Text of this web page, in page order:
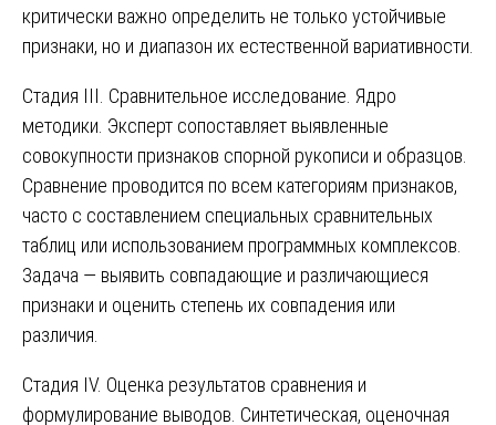
критически важно определить не только устойчивые
признаки, но и диапазон их естественной вариативности.
Стадия III. Сравнительное исследование. Ядро
методики. Эксперт сопоставляет выявленные
совокупности признаков спорной рукописи и образцов.
Сравнение проводится по всем категориям признаков,
часто с составлением специальных сравнительных
таблиц или использованием программных комплексов.
Задача — выявить совпадающие и различающиеся
признаки и оценить степень их совпадения или
различия.
Стадия IV. Оценка результатов сравнения и
формулирование выводов. Синтетическая, оценочная